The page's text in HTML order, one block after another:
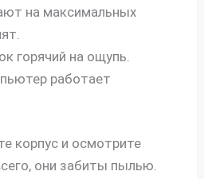
на максимальных
горячий на ощупь.
работает
корпус и осмотрите
они забиты пылью.